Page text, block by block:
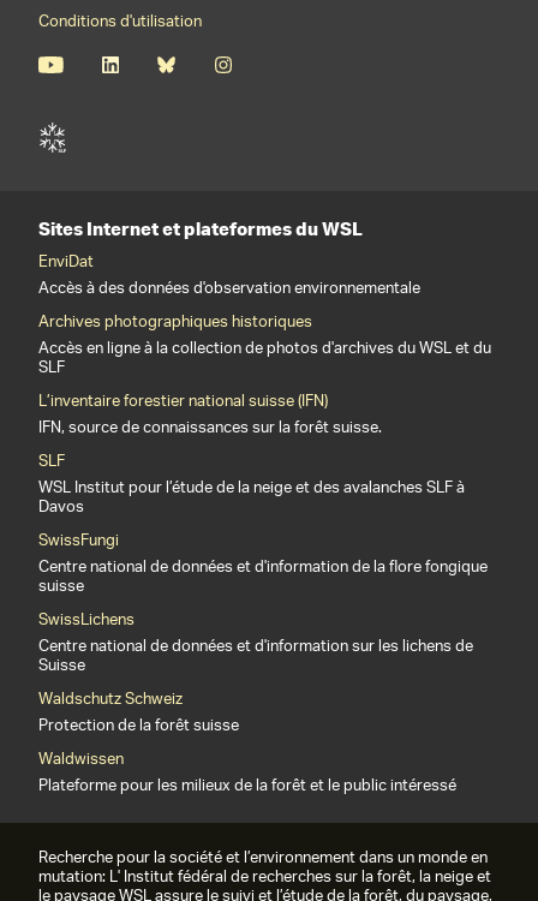
Conditions d'utilisation
Sites Internet et plateformes du WSL
EnviDat
Accès à des données d'observation environnementale
Archives photographiques historiques
Accès en ligne à la collection de photos d'archives du WSL et du
SLF
L’inventaire forestier national suisse (IFN)
IFN, source de connaissances sur la forêt suisse.
SLF
WSL Institut pour l’étude de la neige et des avalanches SLF à
Davos
SwissFungi
Centre national de données et d'information de la flore fongique
suisse
SwissLichens
Centre national de données et d'information sur les lichens de
Suisse
Waldschutz Schweiz
Protection de la forêt suisse
Waldwissen
Plateforme pour les milieux de la forêt et le public intéressé
Recherche pour la société et l’environnement dans un monde en
mutation: L' Institut fédéral de recherches sur la forêt, la neige et